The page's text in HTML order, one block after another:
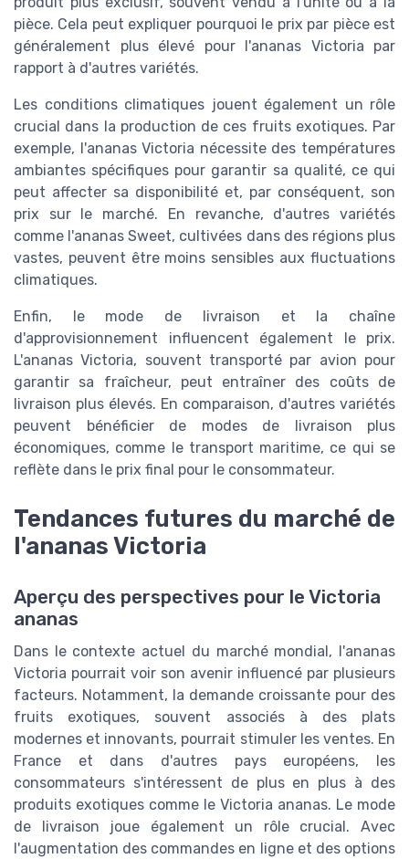
pièce. Cela peut expliquer pourquoi le prix par pièce est
généralement plus élevé pour l'ananas Victoria par
rapport à d'autres variétés.
Les conditions climatiques jouent également un rôle
crucial dans la production de ces fruits exotiques. Par
exemple, l'ananas Victoria nécessite des températures
ambiantes spécifiques pour garantir sa qualité, ce qui
peut affecter sa disponibilité et, par conséquent, son
prix sur le marché. En revanche, d'autres variétés
comme l'ananas Sweet, cultivées dans des régions plus
vastes, peuvent être moins sensibles aux fluctuations
climatiques.
Enfin, le mode de livraison et la chaîne
d'approvisionnement influencent également le prix.
L'ananas Victoria, souvent transporté par avion pour
garantir sa fraîcheur, peut entraîner des coûts de
livraison plus élevés. En comparaison, d'autres variétés
peuvent bénéficier de modes de livraison plus
économiques, comme le transport maritime, ce qui se
reflète dans le prix final pour le consommateur.
Tendances futures du marché de
l'ananas Victoria
Aperçu des perspectives pour le Victoria
ananas
Dans le contexte actuel du marché mondial, l'ananas
Victoria pourrait voir son avenir influencé par plusieurs
facteurs. Notamment, la demande croissante pour des
fruits exotiques, souvent associés à des plats
modernes et innovants, pourrait stimuler les ventes. En
France et dans d'autres pays européens, les
consommateurs s'intéressent de plus en plus à des
produits exotiques comme le Victoria ananas. Le mode
de livraison joue également un rôle crucial. Avec
l'augmentation des commandes en ligne et des options